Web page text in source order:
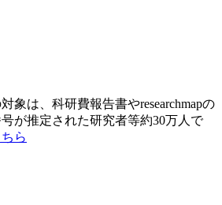
象は、科研費報告書やresearchmapの
が推定された研究者等約30万人で
ら